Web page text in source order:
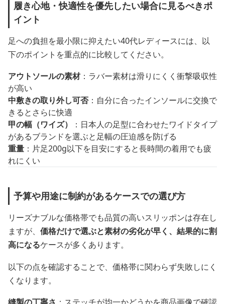
履き心地・快適性を優先したい場合に見るべきポ
イント
足への負担を最小限に抑えたい40代レディースには、以
下のポイントを重点的に比較してください。
アウトソールの素材：ラバー素材は滑りにくく衝撃吸収性
が高い
中敷きの取り外し可否：自分に合ったインソールに交換で
きるとさらに快適
甲の幅（ワイズ）
：日本人の足型に合わせたワイドタイプ
があるブランドを選ぶと足幅の圧迫感を防げる
重量 ：片足200g以下を目安にすると長時間の着用でも疲
れにくい
予算や用途に制約があるケースでの選び方
リーズナブルな価格帯でも品質の高いスリッポンは存在し
ますが、 価格だけで選ぶと素材の劣化が早く、結果的に割
高になるケースが多くあります。
以下の点を確認することで、価格帯に関わらず失敗しにく
くなります。